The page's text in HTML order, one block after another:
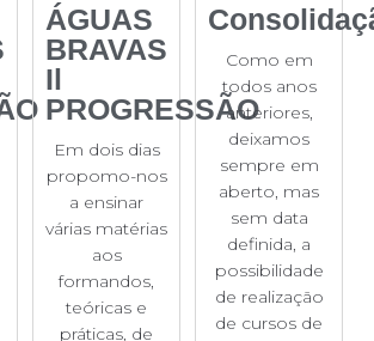
ÁGUAS
BRAVAS
Il
PROGRESSÃO
Em dois dias
propomo-nos
a ensinar
várias matérias
aos
formandos,
teóricas e
práticas, de
Como em
todos anos
anteriores,
deixamos
sempre em
aberto, mas
sem data
definida, a
possibilidade
de realização
de cursos de